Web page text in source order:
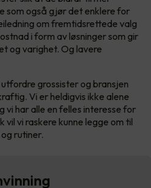
som også gjør det enklere for
om fremtidsrettede valg
i form av løsninger som gir
og varighet. Og lavere
grossister og bransjen
Vi er heldigvis ikke alene
vi har alle en felles interesse for
vil vi raskere kunne legge om til
rutiner.